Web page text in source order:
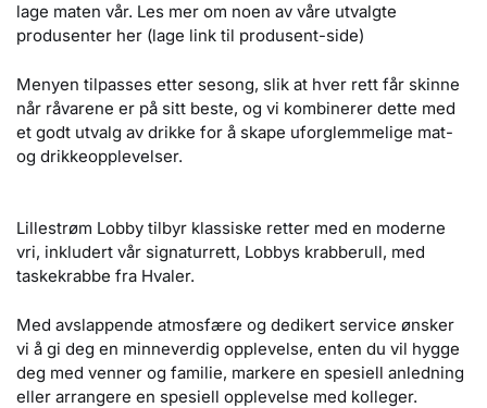
lage maten vår. Les mer om noen av våre utvalgte
produsenter her (lage link til produsent-side)
Menyen tilpasses etter sesong, slik at hver rett får skinne
når råvarene er på sitt beste, og vi kombinerer dette med
et godt utvalg av drikke for å skape uforglemmelige mat-
og drikkeopplevelser.
Lillestrøm Lobby tilbyr klassiske retter med en moderne
vri, inkludert vår signaturrett, Lobbys krabberull, med
taskekrabbe fra Hvaler.
Med avslappende atmosfære og dedikert service ønsker
vi å gi deg en minneverdig opplevelse, enten du vil hygge
deg med venner og familie, markere en spesiell anledning
eller arrangere en spesiell opplevelse med kolleger.